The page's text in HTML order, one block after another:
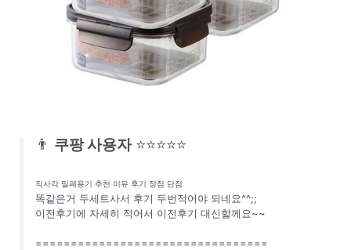
👨 쿠팡 사용자 ⭐⭐⭐⭐⭐
직사각 밀폐용기 추천 이유 후기 장점 단점
똑같은거 두세트사서 후기 두번적어야 되네요^^;;
이전후기에 자세히 적어서 이전후기 대신할께요~~
=================================